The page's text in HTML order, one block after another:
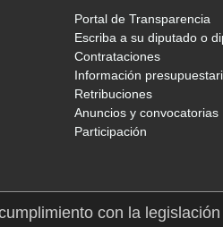
Portal de Transparencia
Escriba a su diputado o
Contrataciones
Información
Retribuciones
Anuncios y convocatorias
Participación
con la legislación